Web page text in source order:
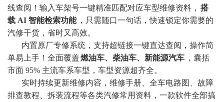
线查阅！输入车架号一键精准匹配对应车型维修资料， 搭
载 AI 智能检索功能 ，只需随口一句话，快速锁定你需要的
汽修干货，省时又高效。
内置原厂专修系统，支持超链接一键直达查阅，操作简
单易上手！全面覆盖燃油车、柴油车、新能源汽车 ，囊括
市面 95% 主流车系车型，车型资源超齐全。
实时持续更新维修内容，维修手册、全车电路图、故障
排查教程、拆装流程等各类汽修常用资料，一款软件全部搞